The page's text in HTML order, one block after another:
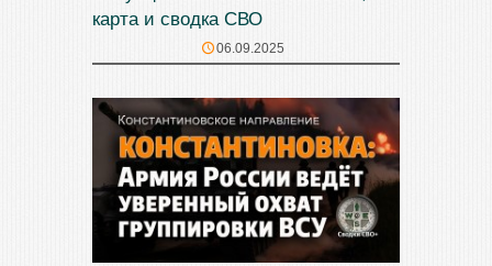
карта и сводка СВО
06.09.2025